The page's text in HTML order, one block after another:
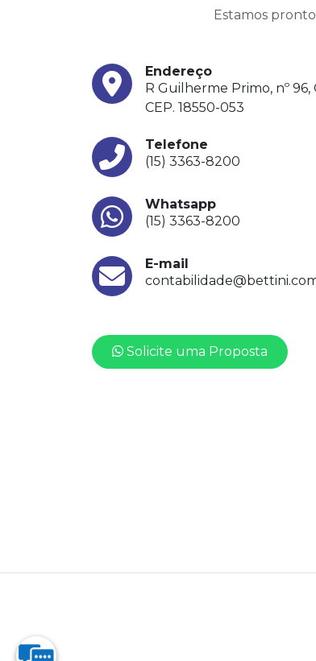
Estamos
Endereço
R Guilherme Primo, nº
CEP. 18550-053
Telefone
(15) 3363-8200
Whatsapp
(15) 3363-8200
E-mail
Solicite uma Proposta